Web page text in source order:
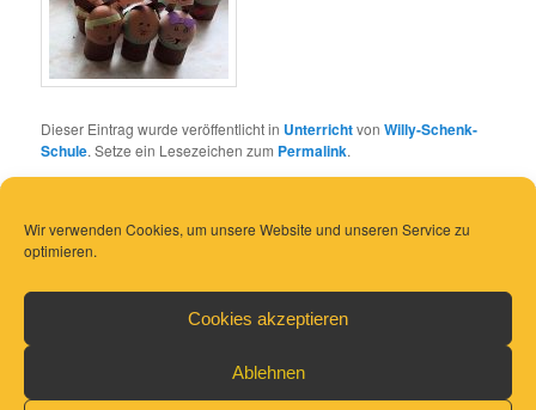
Wir verwenden Cookies, um unsere Website und unseren Service zu
optimieren.
Cookies akzeptieren
Ablehnen
Dieser Eintrag wurde veröffentlicht in UnterrichtvonWilly-Schenk-
Schule. Setze ein Lesezeichen zum Permalink.